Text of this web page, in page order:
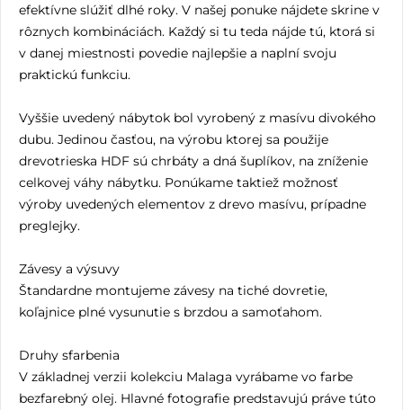
efektívne slúžiť dlhé roky. V našej ponuke nájdete skrine v
rôznych kombináciách. Každý si tu teda nájde tú, ktorá si
v danej miestnosti povedie najlepšie a naplní svoju
praktickú funkciu.
Vyššie uvedený nábytok bol vyrobený z masívu divokého
dubu. Jedinou časťou, na výrobu ktorej sa použije
drevotrieska HDF sú chrbáty a dná šuplíkov, na zníženie
celkovej váhy nábytku. Ponúkame taktiež možnosť
výroby uvedených elementov z drevo masívu, prípadne
preglejky.
Závesy a výsuvy
Štandardne montujeme závesy na tiché dovretie,
koľajnice plné vysunutie s brzdou a samoťahom.
Druhy sfarbenia
V základnej verzii kolekciu Malaga vyrábame vo farbe
bezfarebný olej. Hlavné fotografie predstavujú práve túto